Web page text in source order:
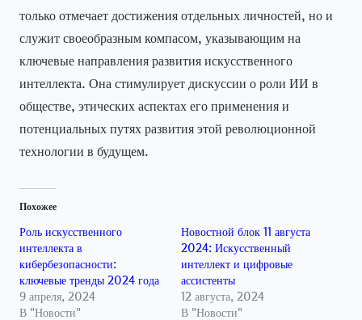
только отмечает достижения отдельных личностей, но и
служит своеобразным компасом, указывающим на
ключевые направления развития искусственного
интеллекта. Она стимулирует дискуссии о роли ИИ в
обществе, этических аспектах его применения и
потенциальных путях развития этой революционной
технологии в будущем.
Похожее
Роль искусственного
интеллекта в
кибербезопасности:
ключевые тренды 2024 года
9 апреля, 2024
В "Новости"
Новостной блок 11 августа
2024: Искусственный
интеллект и цифровые
ассистенты
12 августа, 2024
В "Новости"